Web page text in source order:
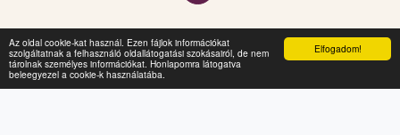
Elfogadom!
Az oldal cookie-kat használ. Ezen fájlok információkat
szolgáltatnak a felhasználó oldallátogatási szokásairól, de nem
tárolnak személyes információkat. Honlapomra látogatva
beleegyezel a cookie-k használatába.